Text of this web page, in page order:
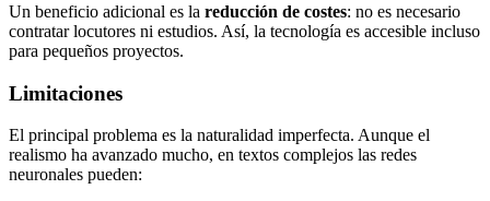
Un beneficio adicional es la reducción de costes: no es necesario
contratar locutores ni estudios. Así, la tecnología es accesible incluso
para pequeños proyectos.
Limitaciones
El principal problema es la naturalidad imperfecta. Aunque el
realismo ha avanzado mucho, en textos complejos las redes
neuronales pueden: